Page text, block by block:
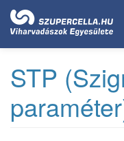
Ugrás
tartalomra
STP